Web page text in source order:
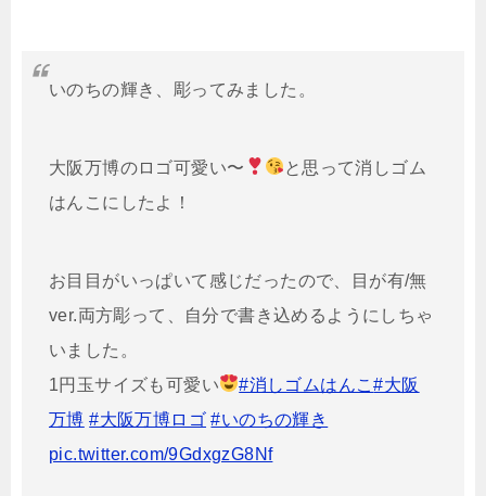
いのちの輝き、彫ってみました。
大阪万博のロゴ可愛い〜
と思って消しゴム
はんこにしたよ！
お目目がいっぱいて感じだったので、目が有/無
ver.両方彫って、自分で書き込めるようにしちゃ
いました。
1円玉サイズも可愛い
#消しゴムはんこ#大阪
万博 #大阪万博ロゴ #いのちの輝き
pic.twitter.com/9GdxgzG8Nf